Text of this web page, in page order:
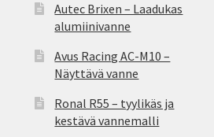
Autec Brixen – Laadukas
alumiinivanne
Avus Racing AC-M10 –
Näyttävä vanne
Ronal R55 – tyylikäs ja
kestävä vannemalli